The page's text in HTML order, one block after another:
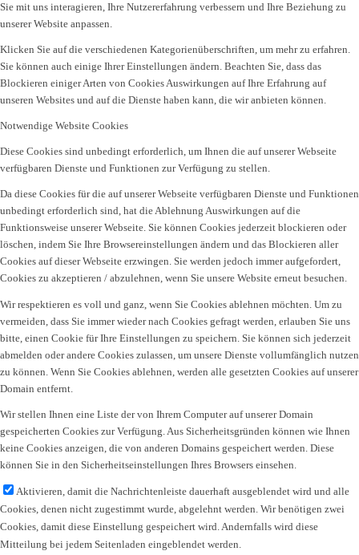
Sie mit uns interagieren, Ihre Nutzererfahrung verbessern und Ihre Beziehung zu
unserer Website anpassen.
Klicken Sie auf die verschiedenen Kategorienüberschriften, um mehr zu erfahren.
Sie können auch einige Ihrer Einstellungen ändern. Beachten Sie, dass das
Blockieren einiger Arten von Cookies Auswirkungen auf Ihre Erfahrung auf
unseren Websites und auf die Dienste haben kann, die wir anbieten können.
Notwendige Website Cookies
Diese Cookies sind unbedingt erforderlich, um Ihnen die auf unserer Webseite
verfügbaren Dienste und Funktionen zur Verfügung zu stellen.
Da diese Cookies für die auf unserer Webseite verfügbaren Dienste und Funktionen
unbedingt erforderlich sind, hat die Ablehnung Auswirkungen auf die
Funktionsweise unserer Webseite. Sie können Cookies jederzeit blockieren oder
löschen, indem Sie Ihre Browsereinstellungen ändern und das Blockieren aller
Cookies auf dieser Webseite erzwingen. Sie werden jedoch immer aufgefordert,
Cookies zu akzeptieren / abzulehnen, wenn Sie unsere Website erneut besuchen.
Wir respektieren es voll und ganz, wenn Sie Cookies ablehnen möchten. Um zu
vermeiden, dass Sie immer wieder nach Cookies gefragt werden, erlauben Sie uns
bitte, einen Cookie für Ihre Einstellungen zu speichern. Sie können sich jederzeit
abmelden oder andere Cookies zulassen, um unsere Dienste vollumfänglich nutzen
zu können. Wenn Sie Cookies ablehnen, werden alle gesetzten Cookies auf unserer
Domain entfernt.
Wir stellen Ihnen eine Liste der von Ihrem Computer auf unserer Domain
gespeicherten Cookies zur Verfügung. Aus Sicherheitsgründen können wie Ihnen
keine Cookies anzeigen, die von anderen Domains gespeichert werden. Diese
können Sie in den Sicherheitseinstellungen Ihres Browsers einsehen.
Aktivieren, damit die Nachrichtenleiste dauerhaft ausgeblendet wird und alle
Cookies, denen nicht zugestimmt wurde, abgelehnt werden. Wir benötigen zwei
Cookies, damit diese Einstellung gespeichert wird. Andernfalls wird diese
Mitteilung bei jedem Seitenladen eingeblendet werden.